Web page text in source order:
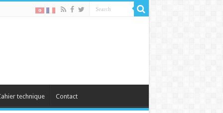
technique Contact